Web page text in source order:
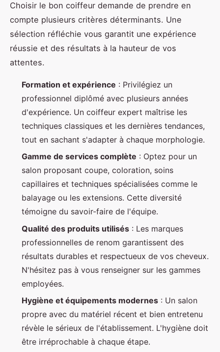
Choisir le bon coiffeur demande de prendre en
compte plusieurs critères déterminants. Une
sélection réfléchie vous garantit une expérience
réussie et des résultats à la hauteur de vos
attentes.
Formation et expérience : Privilégiez un
professionnel diplômé avec plusieurs années
d'expérience. Un coiffeur expert maîtrise les
techniques classiques et les dernières tendances,
tout en sachant s'adapter à chaque morphologie.
Gamme de services complète : Optez pour un
salon proposant coupe, coloration, soins
capillaires et techniques spécialisées comme le
balayage ou les extensions. Cette diversité
témoigne du savoir-faire de l'équipe.
Qualité des produits utilisés : Les marques
professionnelles de renom garantissent des
résultats durables et respectueux de vos cheveux.
N'hésitez pas à vous renseigner sur les gammes
employées.
Hygiène et équipements modernes : Un salon
propre avec du matériel récent et bien entretenu
révèle le sérieux de l'établissement. L'hygiène doit
être irréprochable à chaque étape.